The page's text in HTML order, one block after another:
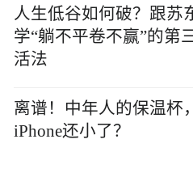
人生低谷如何破？跟苏
学“躺不平卷不赢”的第
活法
离谱！中年人的保温杯
iPhone还小了？